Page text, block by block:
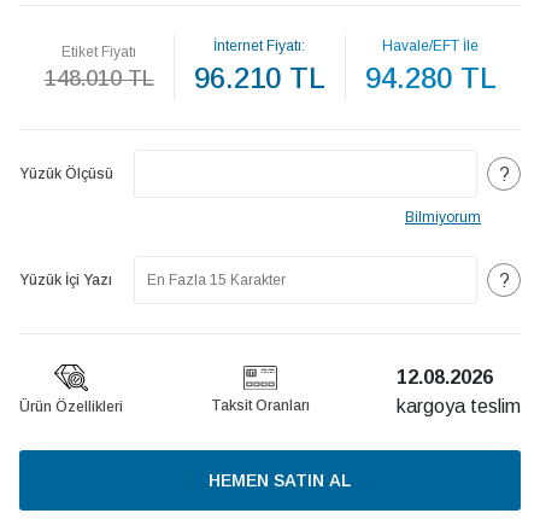
Etiket Fiyatı
148.010 TL
İnternet Fiyatı:
96.210 TL
Havale/EFT İle
94.280 TL
Yüzük Ölçüsü ?
Bilmiyorum
Yüzük İçi Yazı ?
Ürün Özellikleri Taksit Oranları
12.08.2026
kargoya teslim
HEMEN SATIN AL